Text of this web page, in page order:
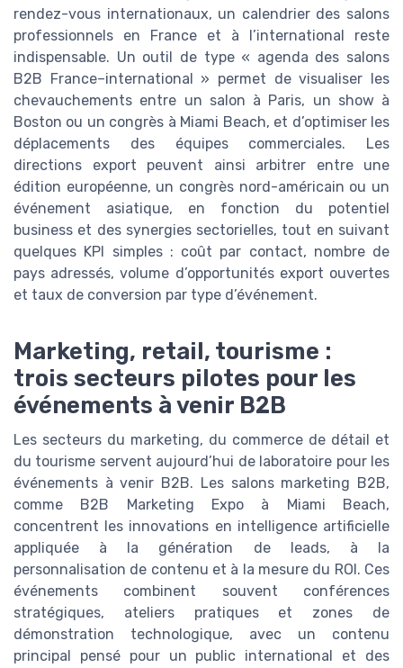
rendez-vous internationaux, un calendrier des salons
professionnels en France et à l’international reste
indispensable. Un outil de type « agenda des salons
B2B France–international » permet de visualiser les
chevauchements entre un salon à Paris, un show à
Boston ou un congrès à Miami Beach, et d’optimiser les
déplacements des équipes commerciales. Les
directions export peuvent ainsi arbitrer entre une
édition européenne, un congrès nord-américain ou un
événement asiatique, en fonction du potentiel
business et des synergies sectorielles, tout en suivant
quelques KPI simples : coût par contact, nombre de
pays adressés, volume d’opportunités export ouvertes
et taux de conversion par type d’événement.
Marketing, retail, tourisme :
trois secteurs pilotes pour les
événements à venir B2B
Les secteurs du marketing, du commerce de détail et
du tourisme servent aujourd’hui de laboratoire pour les
événements à venir B2B. Les salons marketing B2B,
comme B2B Marketing Expo à Miami Beach,
concentrent les innovations en intelligence artificielle
appliquée à la génération de leads, à la
personnalisation de contenu et à la mesure du ROI. Ces
événements combinent souvent conférences
stratégiques, ateliers pratiques et zones de
démonstration technologique, avec un contenu
principal pensé pour un public international et des